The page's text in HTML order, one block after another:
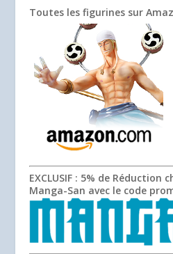
Toutes les figurines sur
EXCLUSIF : 5% de Réduction
Manga-San avec le code